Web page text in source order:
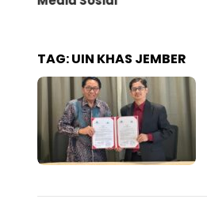
TAG:UIN KHAS JEMBER